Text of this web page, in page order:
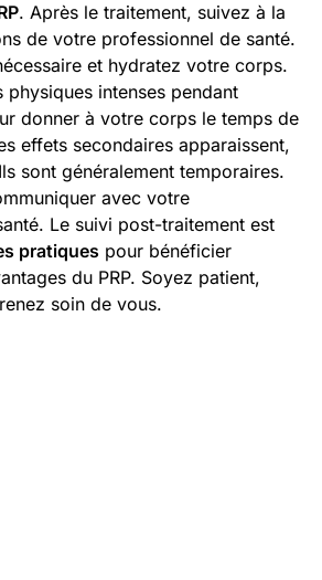
. Après le traitement, suivez à la
de votre professionnel de santé.
et hydratez votre corps.
physiques intenses pendant
donner à votre corps le temps de
effets secondaires apparaissent,
sont généralement temporaires.
avec votre
Le suivi post-traitement est
pratiques pour bénéficier
du PRP. Soyez patient,
soin de vous.